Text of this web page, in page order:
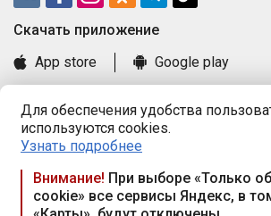
Для обеспечения удобства
используются cookies.
Узнать подробнее
Внимание! При выборе «Только
cookie» все сервисы Яндекс, в
Cкачать приложение
App store
Google play
Книга замечаний и предложений
Правила и документы
Praca.by © 2000—2026, ООО «ПРАЦА БАЙ»
Республика Беларусь, 220114, г. Минск, пр-
117а, пом. № 9.